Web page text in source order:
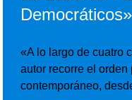
Democráticos»
«A lo largo de cuatro
autor recorre el
contemporáneo,